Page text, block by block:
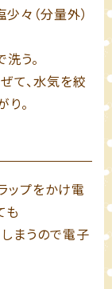
々（分量外）
う。
て、水気を絞
。
ップをかけ電
も
まうので電子